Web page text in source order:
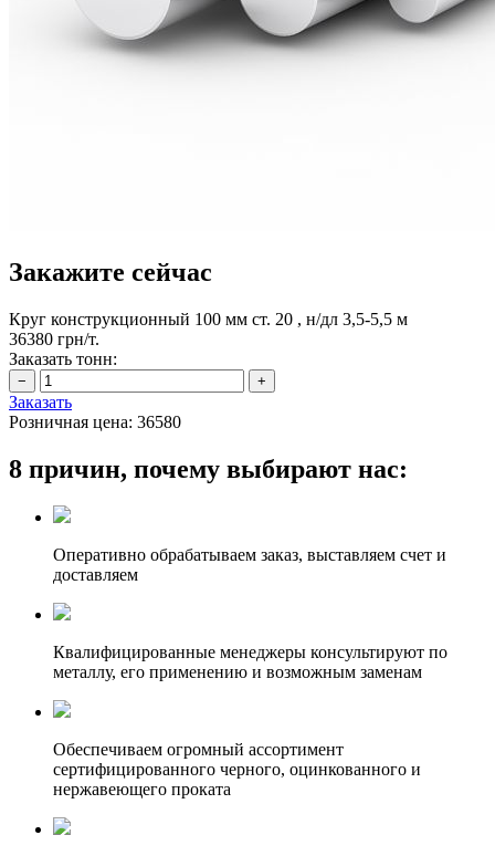
Закажите сейчас
Круг конструкционный 100 мм ст. 20 , н/дл 3,5-5,5 м
36380 грн/т.
Заказать тонн:
Заказать
Розничная цена: 36580
8 причин, почему выбирают нас:
Оперативно обрабатываем заказ, выставляем счет и
доставляем
Квалифицированные менеджеры консультируют по
металлу, его применению и возможным заменам
Обеспечиваем огромный ассортимент
сертифицированного черного, оцинкованного и
нержавеющего проката